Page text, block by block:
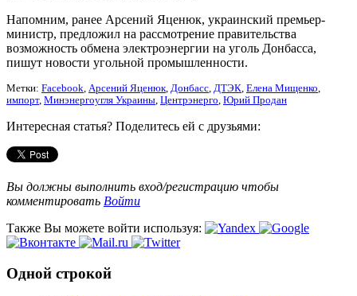
Напомним, ранее Арсений Яценюк, украинский премьер-
министр, предложил на рассмотрение правительства
возможность обмена электроэнергии на уголь Донбасса,
пишут новости угольной промышленности.
Метки: Facebook, Арсений Яценюк, Донбасс, ДТЭК, Елена Мищенко,
импорт, Минэнергоугля Украины, Центрэнерго, Юрий Продан
Интересная статья? Поделитесь ей с друзьями:
Вы должны выполнить вход/регистрацию чтобы
комментировать Войти
Также Вы можете войти используя:
Одной строкой